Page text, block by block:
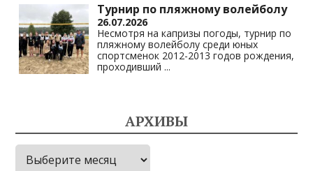
Турнир по пляжному волейболу
26.07.2026
Несмотря на капризы погоды, турнир по
пляжному волейболу среди юных
спортсменок 2012-2013 годов рождения,
проходивший ...
АРХИВЫ
Архивы